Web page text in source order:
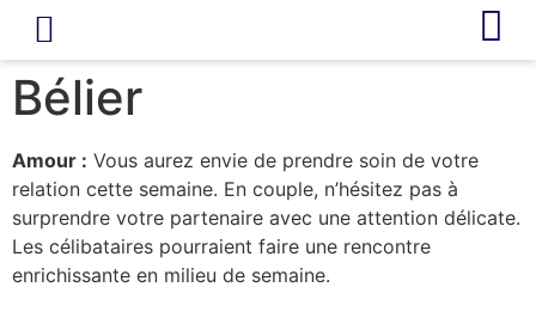
Bélier
Amour : Vous aurez envie de prendre soin de votre
relation cette semaine. En couple, n’hésitez pas à
surprendre votre partenaire avec une attention délicate.
Les célibataires pourraient faire une rencontre
enrichissante en milieu de semaine.